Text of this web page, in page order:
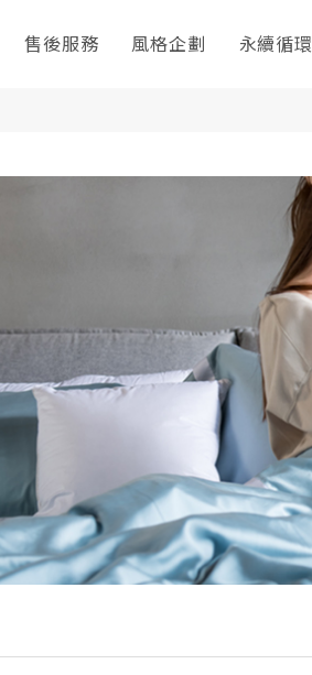
售後服務 風格企劃 永續循環